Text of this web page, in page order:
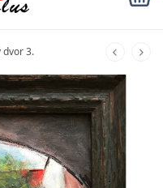
dvor 3.